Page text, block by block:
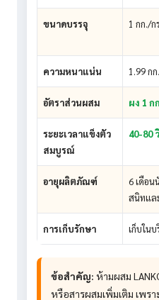
ขนาดบรรจุ 1 กก./ก
ความหนาแน่น 1.99 ก
อัตราส่วนผสม ผง 1 ก
ระยะเวลาแข็งตัว
สมบูรณ์
40-80
อายุผลิตภัณฑ์
6 เดือน
สนิทแล
การเก็บรักษา เก็บใน
ข้อสำคัญ: ห้ามผสม
หรือสารผสมเพิ่มเติม เพ